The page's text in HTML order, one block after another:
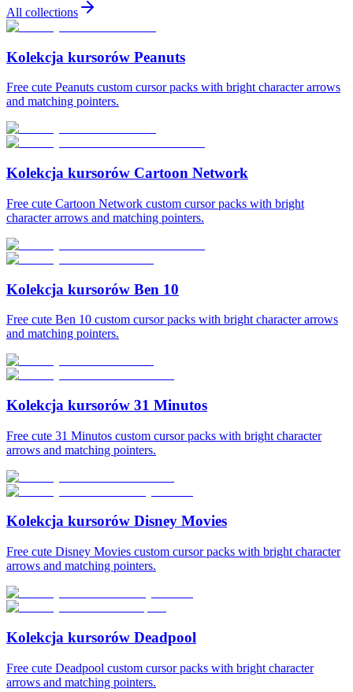
All collections
Kolekcja kursorów Peanuts
Free cute Peanuts custom cursor packs with bright character arrows
and matching pointers.
Kolekcja kursorów Cartoon Network
Free cute Cartoon Network custom cursor packs with bright
character arrows and matching pointers.
Kolekcja kursorów Ben 10
Free cute Ben 10 custom cursor packs with bright character arrows
and matching pointers.
Kolekcja kursorów 31 Minutos
Free cute 31 Minutos custom cursor packs with bright character
arrows and matching pointers.
Kolekcja kursorów Disney Movies
Free cute Disney Movies custom cursor packs with bright character
arrows and matching pointers.
Kolekcja kursorów Deadpool
Free cute Deadpool custom cursor packs with bright character
arrows and matching pointers.